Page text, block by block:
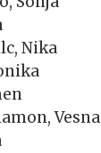
Nika
Vesna